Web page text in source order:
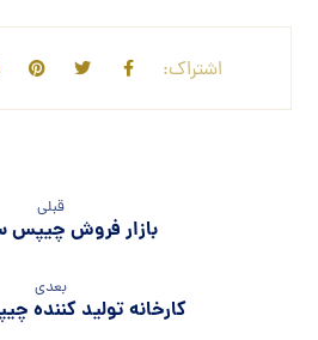
قبلی
بازار فروش چیپس
بعدی
کارخانه تولید کننده